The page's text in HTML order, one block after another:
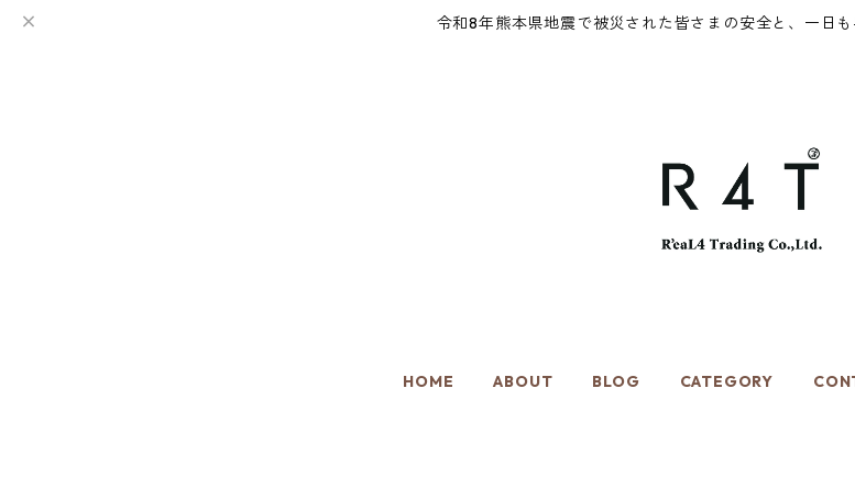
令和8年熊本県地震で被災された皆さまの安全と、一日
HOME ABOUT BLOG CATEGORY